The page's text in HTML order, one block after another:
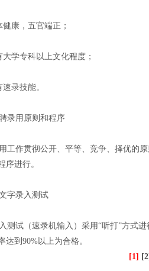
康，五官端正；
学专科以上文化程度；
录技能。
录用原则和程序
工作贯彻公开、平等、竞争、择优的
序进行。
字录入测试
测试（速录机输入）采用“听打”方式
达到90%以上为合格。
[1] [2]